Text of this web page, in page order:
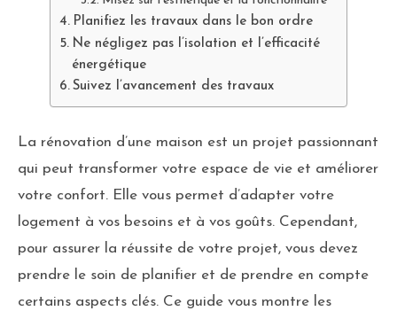
Planifiez les travaux dans le bon ordre
Ne négligez pas l’isolation et l’efficacité
énergétique
Suivez l’avancement des travaux
La rénovation d’une maison est un projet passionnant
qui peut transformer votre espace de vie et améliorer
votre confort. Elle vous permet d’adapter votre
logement à vos besoins et à vos goûts. Cependant,
pour assurer la réussite de votre projet, vous devez
prendre le soin de planifier et de prendre en compte
certains aspects clés. Ce guide vous montre les